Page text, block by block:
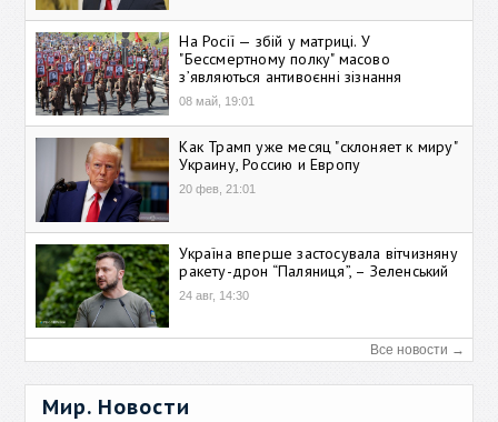
На Росії — збій у матриці. У
"Бессмертному полку" масово
зʼявляються антивоєнні зізнання
08 май, 19:01
Как Трамп уже месяц "склоняет к миру"
Украину, Россию и Европу
20 фев, 21:01
Україна вперше застосувала вітчизняну
ракету-дрон “Паляниця”, – Зеленський
24 авг, 14:30
Все новости →
Мир. Новости